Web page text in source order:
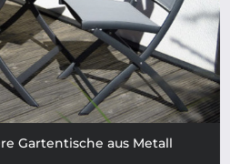
Gartentische aus Metall